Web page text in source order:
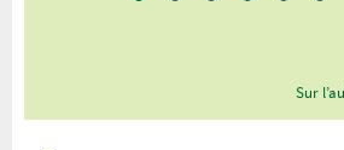
Sur